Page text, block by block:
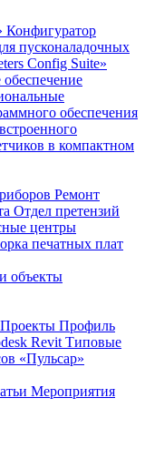
Конфигуратор
пусконаладочных
Config Suite»
обеспечения
в компактном
Ремонт
Отдел претензий
центры
печатных плат
объекты
Проекты Профиль
Revit Типовые
«Пульсар»
Мероприятия